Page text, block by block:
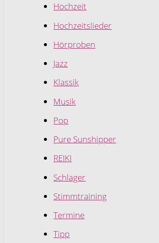
Hochzeit
Hochzeitslieder
Hörproben
Jazz
Klassik
Musik
Pop
Pure Sunshipper
REIKI
Schlager
Stimmtraining
Termine
Tipp